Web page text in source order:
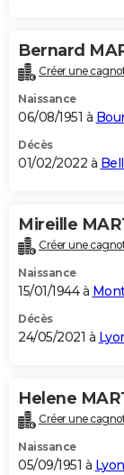
Bernard
Créer une
Naissance
06/08/1951 à
Décès
01/02/2022 à
Mireille
Créer une
Naissance
15/01/1944 à
Décès
24/05/2021 à
Helene
Créer une
Naissance
05/09/1951 à Lyon